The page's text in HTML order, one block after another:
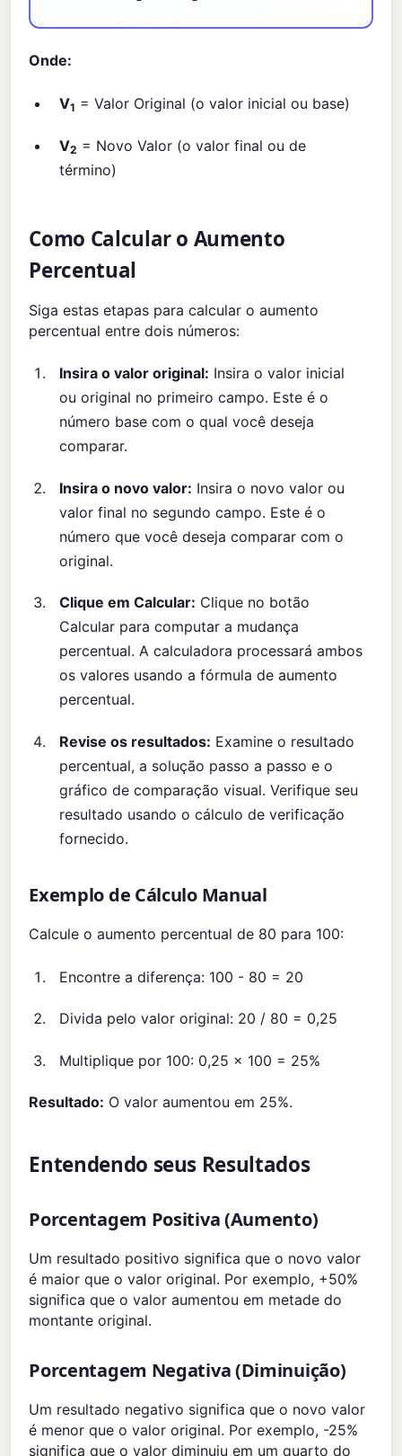
Onde:
V1 = Valor Original (o valor inicial ou base)
V2 = Novo Valor (o valor final ou de
término)
Como Calcular o Aumento
Percentual
Siga estas etapas para calcular o aumento
percentual entre dois números:
Insira o valor original: Insira o valor inicial
ou original no primeiro campo. Este é o
número base com o qual você deseja
comparar.
Insira o novo valor: Insira o novo valor ou
valor final no segundo campo. Este é o
número que você deseja comparar com o
original.
Clique em Calcular: Clique no botão
Calcular para computar a mudança
percentual. A calculadora processará ambos
os valores usando a fórmula de aumento
percentual.
Revise os resultados: Examine o resultado
percentual, a solução passo a passo e o
gráfico de comparação visual. Verifique seu
resultado usando o cálculo de verificação
fornecido.
Exemplo de Cálculo Manual
Calcule o aumento percentual de 80 para 100:
Encontre a diferença: 100 - 80 = 20
Divida pelo valor original: 20 / 80 = 0,25
Multiplique por 100: 0,25 x 100 = 25%
Resultado: O valor aumentou em 25%.
Entendendo seus Resultados
Porcentagem Positiva (Aumento)
Um resultado positivo significa que o novo valor
é maior que o valor original. Por exemplo, +50%
significa que o valor aumentou em metade do
montante original.
Porcentagem Negativa (Diminuição)
Um resultado negativo significa que o novo valor
é menor que o valor original. Por exemplo, -25%
significa que o valor diminuiu em um quarto do